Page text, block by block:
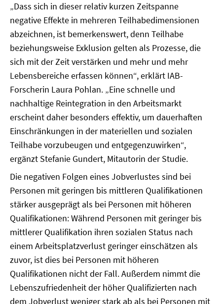
„Dass sich in dieser relativ kurzen Zeitspanne
negative Effekte in mehreren Teilhabedimensionen
abzeichnen, ist bemerkenswert, denn Teilhabe
beziehungsweise Exklusion gelten als Prozesse, die
sich mit der Zeit verstärken und mehr und mehr
Lebensbereiche erfassen können“, erklärt IAB-
Forscherin Laura Pohlan. „Eine schnelle und
nachhaltige Reintegration in den Arbeitsmarkt
erscheint daher besonders effektiv, um dauerhaften
Einschränkungen in der materiellen und sozialen
Teilhabe vorzubeugen und entgegenzuwirken“,
ergänzt Stefanie Gundert, Mitautorin der Studie.
Die negativen Folgen eines Jobverlustes sind bei
Personen mit geringen bis mittleren Qualifikationen
stärker ausgeprägt als bei Personen mit höheren
Qualifikationen: Während Personen mit geringer bis
mittlerer Qualifikation ihren sozialen Status nach
einem Arbeitsplatzverlust geringer einschätzen als
zuvor, ist dies bei Personen mit höheren
Qualifikationen nicht der Fall. Außerdem nimmt die
Lebenszufriedenheit der höher Qualifizierten nach
dem Jobverlust weniger stark ab als bei Personen mit